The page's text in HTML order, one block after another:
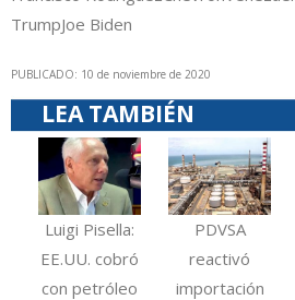
TrumpJoe Biden
PUBLICADO: 10 de noviembre de 2020
LEA TAMBIÉN
Luigi Pisella:
EE.UU. cobró
con petróleo
PDVSA
reactivó
importación